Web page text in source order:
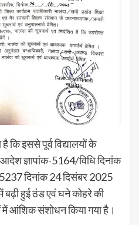
कि इससे पूर्व विद्यालयों के
ज्ञापांक-5164/विधि दिनांक
दिनांक 24 दिसंबर 2025
बढ़ी हुई ठंड एवं घने कोहरे की
आंशिक संशोधन किया गया है।